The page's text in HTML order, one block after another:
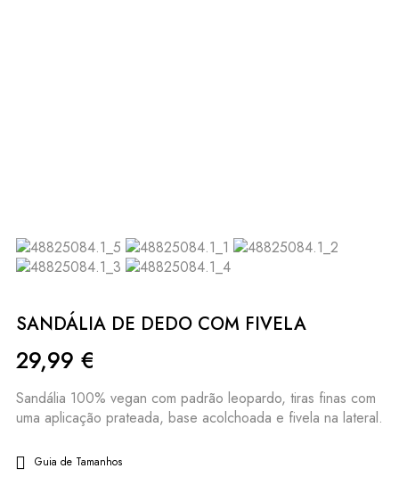
SANDÁLIA DE DEDO COM FIVELA
29,99 €
Sandália 100% vegan com padrão leopardo, tiras finas com
uma aplicação prateada, base acolchoada e fivela na lateral.
Guia de Tamanhos